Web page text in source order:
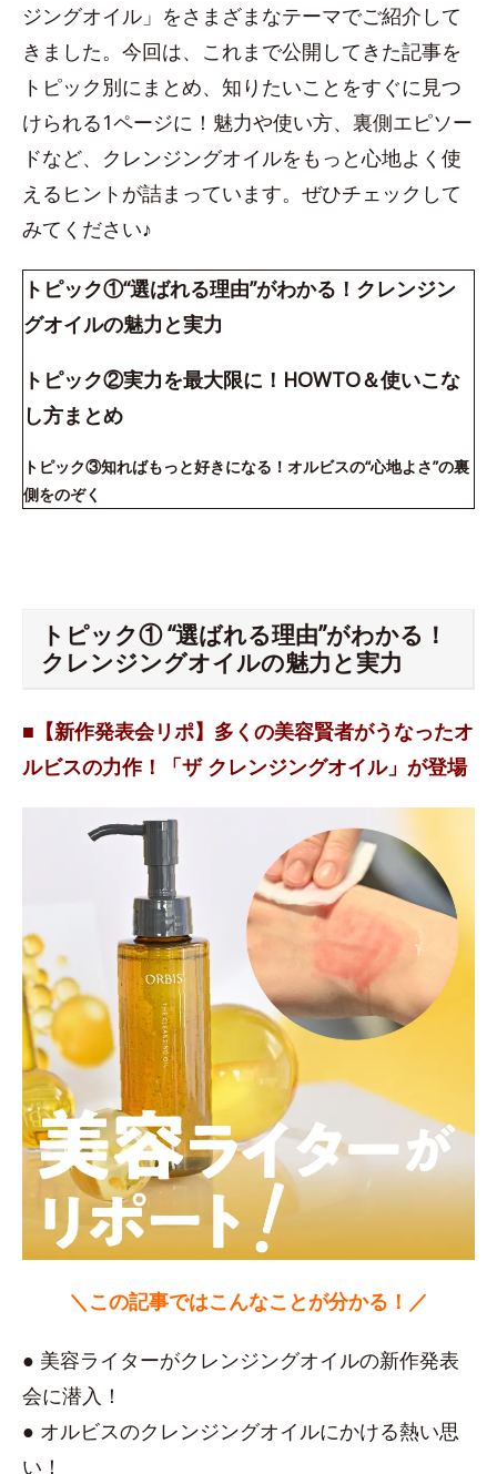
ジングオイル」をさまざまなテーマでご紹介して
きました。今回は、これまで公開してきた記事を
トピック別にまとめ、知りたいことをすぐに見つ
けられる1ページに！魅力や使い方、裏側エピソー
ドなど、クレンジングオイルをもっと心地よく使
えるヒントが詰まっています。ぜひチェックして
みてください♪
トピック①“選ばれる理由”がわかる！クレンジン
グオイルの魅力と実力
トピック②実力を最大限に！HOWTO＆使いこな
し方まとめ
トピック③知ればもっと好きになる！オルビスの“心地よさ”の裏
側をのぞく
トピック① “選ばれる理由”がわかる！
クレンジングオイルの魅力と実力
■【新作発表会リポ】多くの美容賢者がうなったオ
ルビスの力作！「ザ クレンジングオイル」が登場
＼この記事ではこんなことが分かる！／
● 美容ライターがクレンジングオイルの新作発表
会に潜入！
● オルビスのクレンジングオイルにかける熱い思
い！